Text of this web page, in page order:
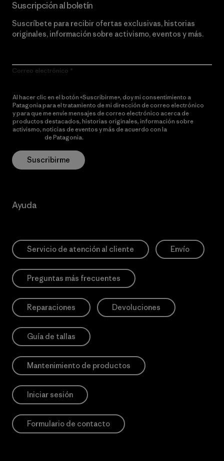
Suscripción al boletín
Suscríbete para recibir ofertas exclusivas, historias
originales, información sobre activismo, eventos y más.
Correo electrónico
Al hacer clic en el botón «Suscribirme», doy mi consentimiento a
Patagonia para el tratamiento de mi dirección de correo electrónico
y para que me envíe mensajes de correo electrónico acerca de
productos destacados, historias originales, información sobre
activismo, noticias de eventos y más de acuerdo con la
de Patagonia.
Suscribirme
Ayuda
Servicio de atención al cliente Envío
Preguntas más frecuentes
Reparaciones Devoluciones
Guía de tallas
Mantenimiento de productos
Iniciar sesión
Formulario de contacto